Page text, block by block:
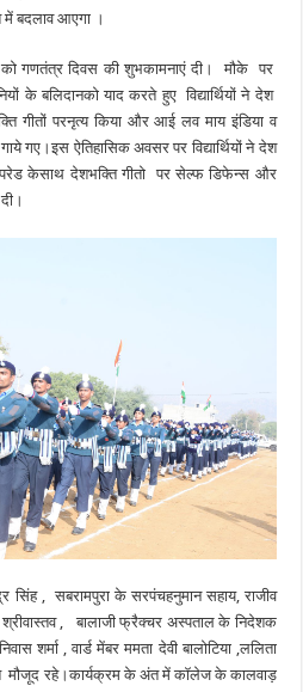
बदलाव आएगा ।
को गणतंत्र दिवस की शुभकामनाएं दी। मौके पर
के बलिदानको याद करते हुए विद्यार्थियों ने देश
गीतों परनृत्य किया और आई लव माय इंडिया व
गए।इस ऐतिहासिक अवसर पर विद्यार्थियों ने देश
केसाथ देशभक्ति गीतो पर सेल्फ डिफेन्स और
, सबरामपुरा के सरपंचहनुमान सहाय, राजीव
श्रीवास्तव , बालाजी फ्रैक्चर अस्पताल के निदेशक
शर्मा , वार्ड मेंबर ममता देवी बालोटिया ,ललिता
मौजूद रहे।कार्यक्रम के अंत में कॉलेज के कालवाड़